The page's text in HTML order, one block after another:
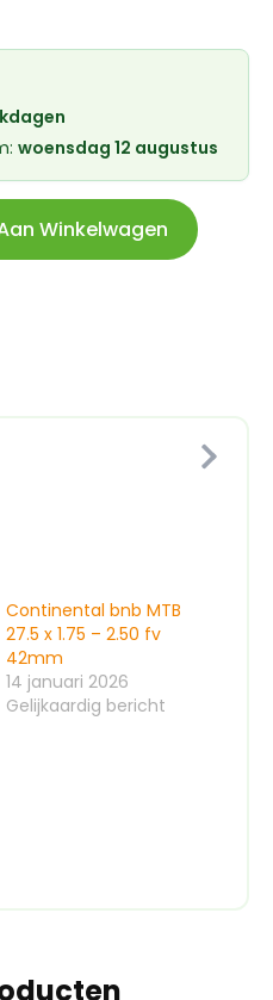
woensdag 12 augustus
Winkelwagen
Continental bnb MTB
27.5 x 1.75 – 2.50 fv
42mm
14 januari 2026
Gelijkaardig bericht